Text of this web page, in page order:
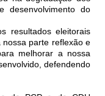
desenvolvimento do
resultados eleitorais
parte reflexão e
melhorar a nossa
defendendo